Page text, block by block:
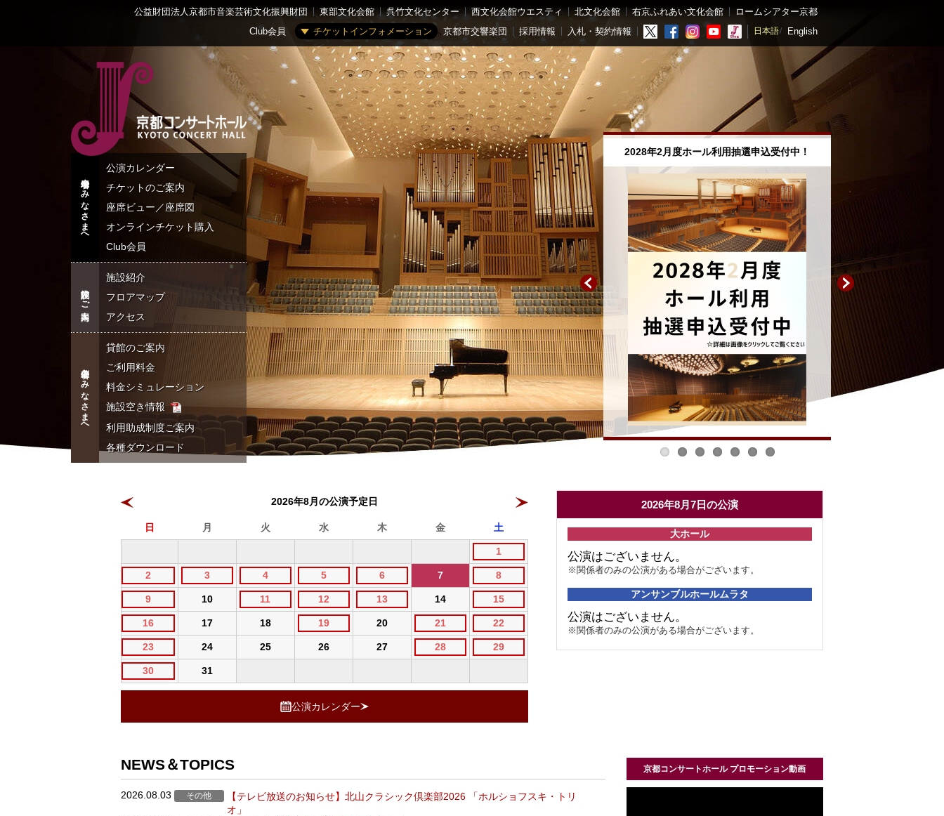
公益財団法人京都市音楽芸術文化振興財団 東部文化会館 呉竹文化センター 西文化会館ウエスティ 北文化会館 右京ふれあい文化会館
ロームシアター京都
Club会員
チケットインフォメーション 京都市交響楽団 採用情報 入札・契約情報 日本語 English
Club会員継続・新規入会 受付中！ 2028年2月度ホール利用抽選申込受付中！ 「京都の秋 音楽祭」が今年で30回目を迎えます！
来場者のみなさまへ
公演カレンダー
チケットのご案内
座席ビュー／座席図
オンラインチケット 購入
Club会員
施設のご案内
施設紹介
フロアマップ
アクセス
主催者のみなさまへ
貸館のご案内
ご利用料金
料金シミュレーション
施設空き情報
利用助成制度ご案内
各種ダウンロード
2026年8月の公演予定日
日 月 火 水 木 金 土
1
2 3 4 5 6 7 8
9 10 11 12 13 14 15
16 17 18 19 20 21 22
23 24 25 26 27 28 29
30 31
公演カレンダー
2026年8月7日の公演
大ホール
公演はございません。
※関係者のみの公演がある場合がございます。
アンサンブルホールムラタ
公演はございません。
※関係者のみの公演がある場合がございます。
NEWS＆TOPICS
2026.08.03 その他
【テレビ放送のお知らせ】北山クラシック倶楽部2026 「ホルショフスキ・トリ
オ」
京都コンサートホール プロモーション動画